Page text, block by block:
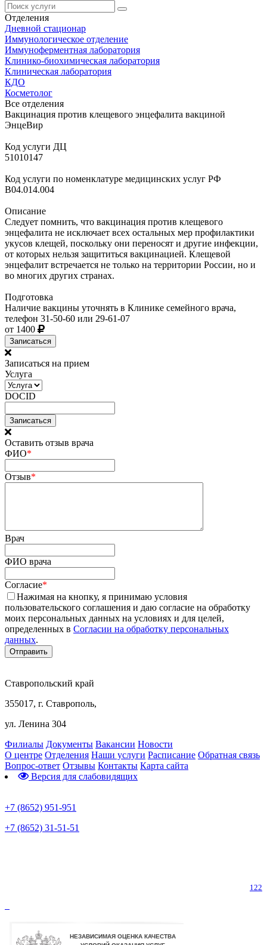
Отделения
Дневной стационар
Иммунологическое отделение
Иммуноферментная лаборатория
Клинико-биохимическая лаборатория
Клиническая лаборатория
КДО
Косметолог
Все отделения
Вакцинация против клещевого энцефалита вакциной
ЭнцеВир
Код услуги ДЦ
51010147
Код услуги по номенклатуре медицинских услуг РФ
B04.014.004
Описание
Следует помнить, что вакцинация против клещевого
энцефалита не исключает всех остальных мер профилактики
укусов клещей, поскольку они переносят и другие инфекции,
от которых нельзя защититься вакцинацией. Клещевой
энцефалит встречается не только на территории России, но и
во многих других странах.
Подготовка
Наличие вакцины уточнять в Клинике семейного врача,
телефон 31-50-60 или 29-61-07
от 1400
Записаться
Записаться на прием
Услуга
DOCID
Оставить отзыв врача
ФИО*
Отзыв*
Врач
ФИО врача
Согласие*
Нажимая на кнопку, я принимаю условия
пользовательского соглашения и даю согласие на обработку
моих персональных данных на условиях и для целей,
определенных в Согласии на обработку персональных
данных.
Ставропольский край
355017, г. Ставрополь,
ул. Ленина 304
Филиалы Документы Вакансии Новости
О центре Отделения Наши услуги Расписание Обратная связь
Вопрос-ответ Отзывы Контакты Карта сайта
Версия для слабовидящих
+7 (8652) 951-951
+7 (8652) 31-51-51
122